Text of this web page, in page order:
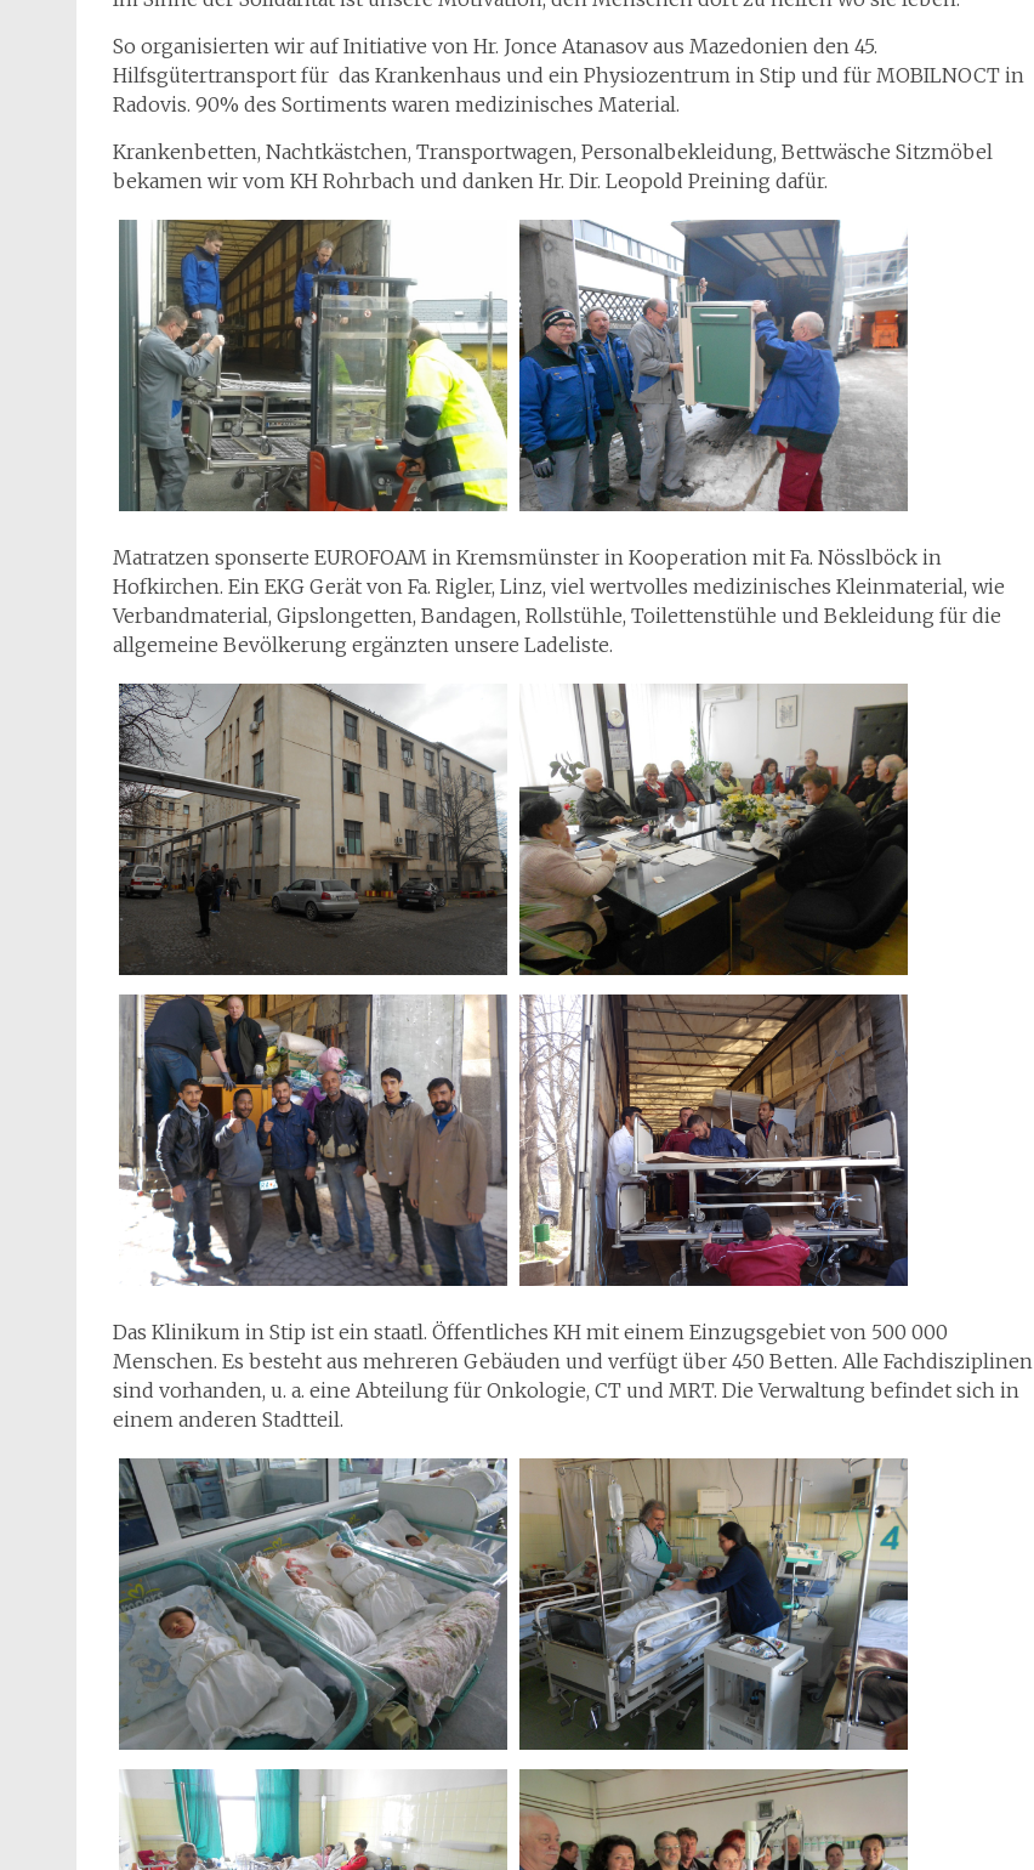
So organisierten wir auf Initiative von Hr. Jonce Atanasov aus Mazedonien den 45.
Hilfsgütertransport für das Krankenhaus und ein Physiozentrum in Stip und für MOBILNOCT in
Radovis. 90% des Sortiments waren medizinisches Material.
Krankenbetten, Nachtkästchen, Transportwagen, Personalbekleidung, Bettwäsche Sitzmöbel
bekamen wir vom KH Rohrbach und danken Hr. Dir. Leopold Preining dafür.
Matratzen sponserte EUROFOAM in Kremsmünster in Kooperation mit Fa. Nösslböck in
Hofkirchen. Ein EKG Gerät von Fa. Rigler, Linz, viel wertvolles medizinisches Kleinmaterial, wie
Verbandmaterial, Gipslongetten, Bandagen, Rollstühle, Toilettenstühle und Bekleidung für die
allgemeine Bevölkerung ergänzten unsere Ladeliste.
Das Klinikum in Stip ist ein staatl. Öffentliches KH mit einem Einzugsgebiet von 500 000
Menschen. Es besteht aus mehreren Gebäuden und verfügt über 450 Betten. Alle Fachdisziplinen
sind vorhanden, u. a. eine Abteilung für Onkologie, CT und MRT. Die Verwaltung befindet sich in
einem anderen Stadtteil.